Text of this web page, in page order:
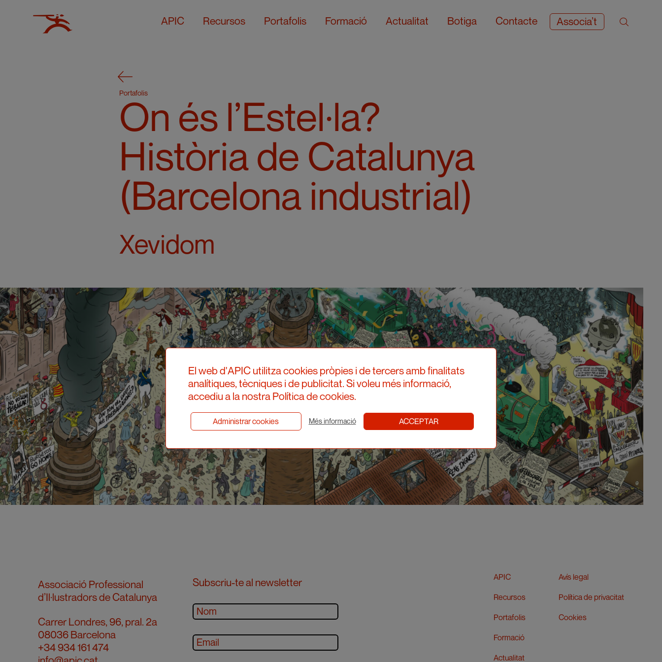
APIC Recursos Portafolis Formació Actualitat Botiga Contacte Associa’t
Portafolis
On és l’Estel·la?
Història de Catalunya
(Barcelona industrial)
Xevidom
Associació Professional
d’Il·lustradors de Catalunya
Carrer Londres, 96, pral. 2a
08036 Barcelona
+34 934 161 474
Subscriu-te al newsletter APIC
Recursos
Portafolis
Formació
Actualitat
Avís legal
Política de privacitat
Cookies
El web d'APIC utilitza cookies pròpies i de tercers amb finalitats
analítiques, tècniques i de publicitat. Si voleu més informació,
accediu a la nostra Política de cookies.
Administrar cookies Més informació ACCEPTAR